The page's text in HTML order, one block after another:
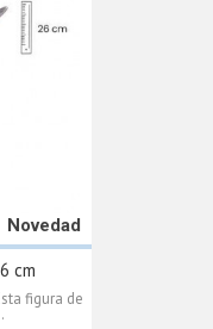
Novedad
cm
figura de